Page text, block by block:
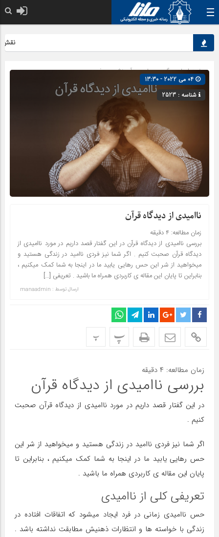
نقش
صفحه اصلی» گروه »علمی و آموزشی»مذهبی
شناسه : 2523
ناامیدی از دیدگاه قرآن
زمان مطالعه: ۴ دقیقه
بررسی ناامیدی از دیدگاه قرآن در این گفتار قصد داریم در مورد ناامیدی از
دیدگاه قرآن صحبت کنیم . اگر شما نیز فردی ناامید در زندگی هستید و
میخواهید از شر این حس رهایی یابید ما در اینجا به شما کمک میکنیم ،
بنابراین تا پایان این مقاله ی کاربردی همراه ما باشید . تعریفی […]
ارسال توسط : manaadmin
پ پ
زمان مطالعه: ۴ دقیقه
بررسی ناامیدی از دیدگاه قرآن
در این گفتار قصد داریم در مورد ناامیدی از دیدگاه قرآن صحبت
کنیم .
اگر شما نیز فردی ناامید در زندگی هستید و میخواهید از شر این
حس رهایی یابید ما در اینجا به شما کمک میکنیم ، بنابراین تا
پایان این مقاله ی کاربردی همراه ما باشید .
تعریفی کلی از ناامیدی
حس ناامیدی زمانی در فرد ایجاد میشود که اتفاقات افتاده در
زندگی با خواسته ها و انتظارات ذهنیش مطابقت نداشته باشد .